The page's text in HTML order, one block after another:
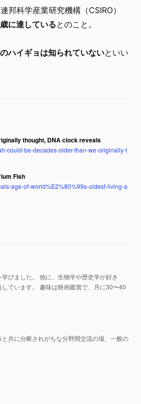
科学産業研究機構（CSIRO）
に達しているとのこと。
ハイギョは知られていないといい
thought, DNA clock reveals
could-be-decades-older-than-we-originally-t
Fish
age-of-world%E2%80%99s-oldest-living-a
びました。 他に、生物学や歴史学が好き
ています。 趣味は映画鑑賞で、月に30〜40
共に分断されがちな分野間交流の場、一般の